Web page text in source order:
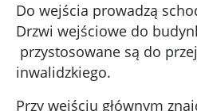
Do wejścia prowadzą
Drzwi wejściowe do
przystosowane są do
inwalidzkiego.
Przy wejściu głównym